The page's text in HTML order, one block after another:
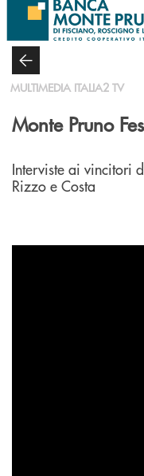
Salta al contenuto principale
MULTIMEDIA ITALIA2 TV
Monte Pruno
Interviste ai vincitori
Rizzo e Costa